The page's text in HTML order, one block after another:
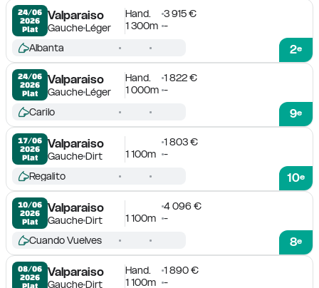
24/06
2026
Plat
Valparaiso
GaucheLéger
Hand.
3 915 €
1 300m -
2e
Albanta
24/06
2026
Plat
Valparaiso
GaucheLéger
Hand.
1 822 €
1 000m -
9e
Carilo
17/06
2026
Plat
Valparaiso
GaucheDirt
1 803 €
1 100m
-
10e
Regalito
10/06
2026
Plat
Valparaiso
GaucheDirt
4 096 €
1 100m
-
8e
Cuando Vuelves
08/06
2026
Plat
Valparaiso
GaucheDirt
Hand.
1 890 €
1 100m
-